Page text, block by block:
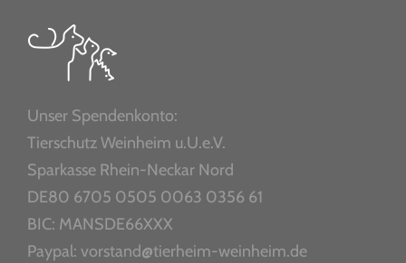
Unser Spendenkonto:
Tierschutz Weinheim u.U.e.V.
Sparkasse Rhein-Neckar Nord
DE80 6705 0505 0063 0356 61
BIC: MANSDE66XXX
Paypal: vorstand@tierheim-weinheim.de